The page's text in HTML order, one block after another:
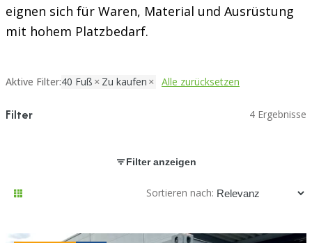
eignen sich für Waren, Material und Ausrüstung
mit hohem Platzbedarf.
Aktive Filter:40 Fuß Zu kaufen Alle zurücksetzen
Filter 4 Ergebnisse
Filter anzeigen
Sortieren nach: